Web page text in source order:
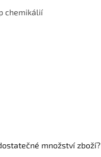
chemikálií
množství zboží?